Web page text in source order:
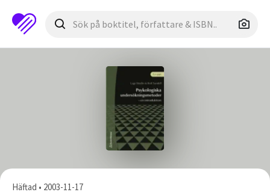
Häftad • 2003-11-17